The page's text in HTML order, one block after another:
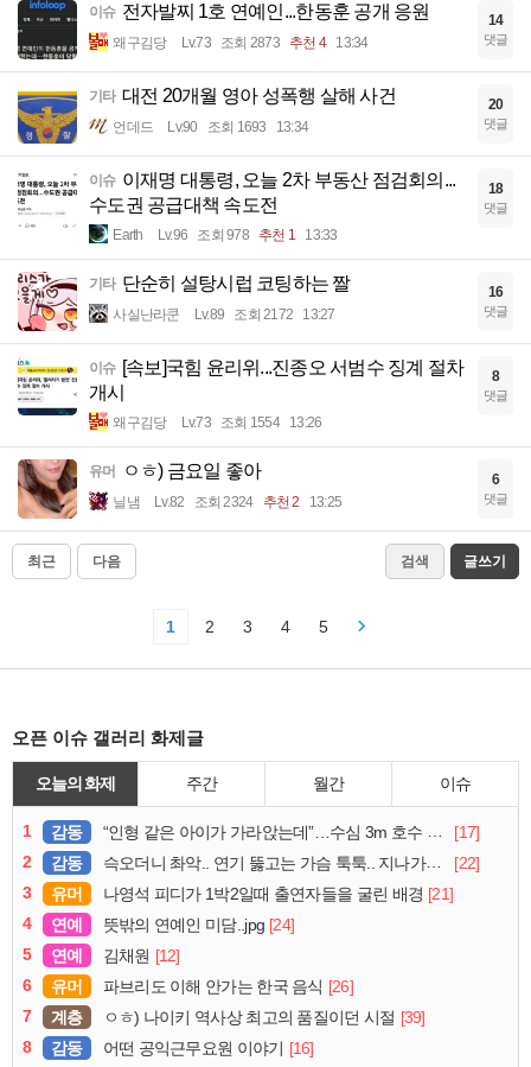
이슈 전자발찌 1호 연예인...한동훈 공개 응원
왜구김당 Lv.73 조회 2873 추천 4 13:34
14
댓글
기타 대전 20개월 영아 성폭행 살해 사건
언데드 Lv.90 조회 1693 13:34
20
댓글
이슈 이재명 대통령, 오늘 2차 부동산 점검회의...
수도권 공급대책 속도전
Earth Lv.96 조회 978 추천 1 13:33
18
댓글
기타 단순히 설탕시럽 코팅하는 짤
사실난라쿤 Lv.89 조회 2172 13:27
16
댓글
이슈 [속보]국힘 윤리위...진종오 서범수 징계 절차
개시
왜구김당 Lv.73 조회 1554 13:26
8
댓글
유머 ㅇㅎ) 금요일 좋아
닐냄 Lv.82 조회 2324 추천 2 13:25
6
댓글
최근 다음 검색 글쓰기
1 2 3 4 5
오픈 이슈 갤러리 화제글
오늘의 화제 주간 월간 이슈
1 감동 “인형 같은 아이가 가라앉는데”…수심 3m 호수 뛰어든 60대 의인
[17]
2
감동 슥오더니 촤악.. 연기 뚫고는 가슴 툭툭.. 지나가던 아재의 정체
[22]
3
유머 나영석 피디가 1박2일때 출연자들을 굴린 배경 [21]
4
연예 뜻밖의 연예인 미담..jpg [24]
5
연예 김채원 [12]
6
유머 파브리도 이해 안가는 한국 음식 [26]
7
계층 ㅇㅎ) 나이키 역사상 최고의 품질이던 시절 [39]
8
감동 어떤 공익근무요원 이야기
[16]